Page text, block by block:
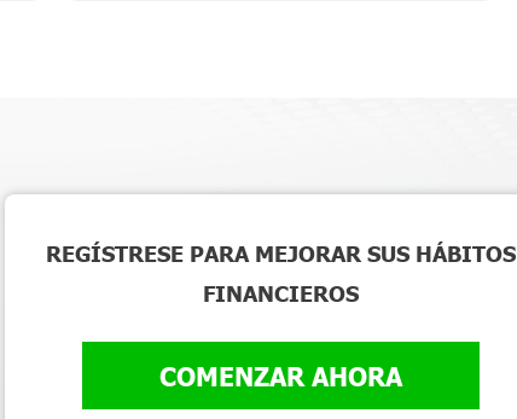
REGÍSTRESE PARA MEJORAR SUS HÁBITOS
FINANCIEROS
COMENZAR AHORA